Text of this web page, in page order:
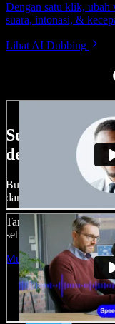
Dengan satu klik, ubah
suara, intonasi, &
Lihat AI Dubbing
Sedikit
dengan
Buat voice over,
dan kloning suara
Tanpa kurva belajar,
sebebas mungkin dan
Mulai Studio